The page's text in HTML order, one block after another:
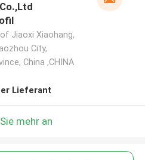
Jiaoxi Xiaohang,
City,
China ,CHINA
Lieferant
mehr an